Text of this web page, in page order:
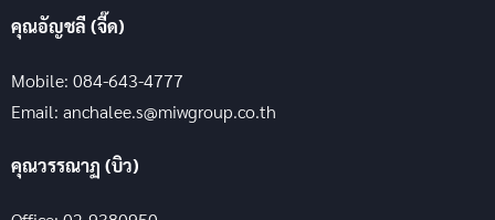
คุณอัญชลี (จี๊ด)
Mobile: 084-643-4777
Email: anchalee.s@miwgroup.co.th
คุณวรรณาฏ (บิว)